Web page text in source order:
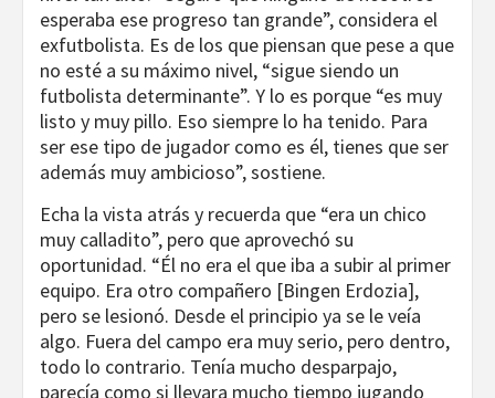
esperaba ese progreso tan grande”, considera el
exfutbolista. Es de los que piensan que pese a que
no esté a su máximo nivel, “sigue siendo un
futbolista determinante”. Y lo es porque “es muy
listo y muy pillo. Eso siempre lo ha tenido. Para
ser ese tipo de jugador como es él, tienes que ser
además muy ambicioso”, sostiene.
Echa la vista atrás y recuerda que “era un chico
muy calladito”, pero que aprovechó su
oportunidad. “Él no era el que iba a subir al primer
equipo. Era otro compañero [Bingen Erdozia],
pero se lesionó. Desde el principio ya se le veía
algo. Fuera del campo era muy serio, pero dentro,
todo lo contrario. Tenía mucho desparpajo,
parecía como si llevara mucho tiempo jugando